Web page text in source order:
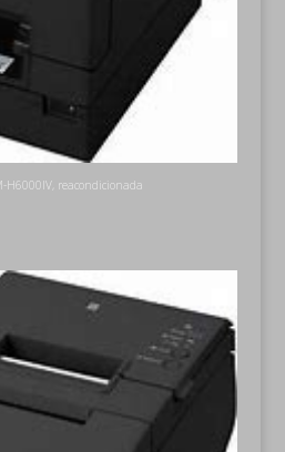
H6000IV, reacondicionada